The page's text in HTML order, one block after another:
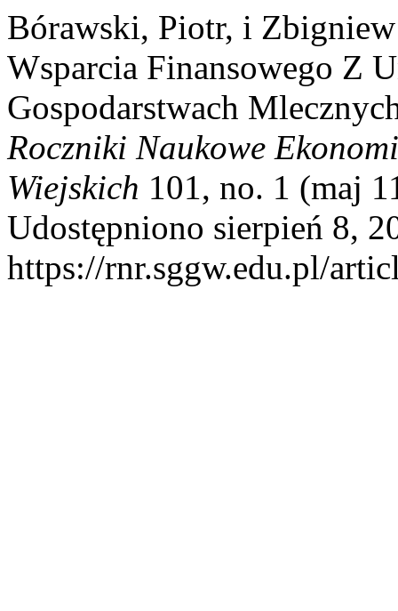
Bórawski, Piotr, i
Wsparcia Finansowego Z
Gospodarstwach
Roczniki Naukowe
Wiejskich 101, no. 1 (maj
Udostępniono sierpień 8,
https://rnr.sggw.edu.pl/